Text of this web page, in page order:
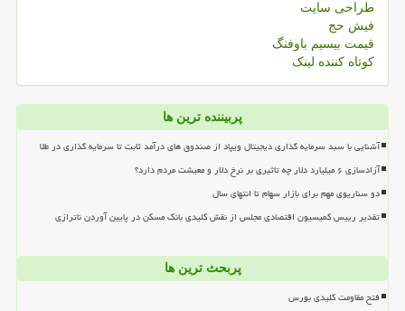
طراحی سایت
فیش حج
قیمت بیسیم باوفنگ
کوتاه کننده لینک
پربیننده ترین ها
آشنایی با سبد سرمایه گذاری دیجیتال ویپاد از صندوق های درآمد ثابت تا سرمایه گذاری در طلا
آزادسازی ۶ میلیارد دلار چه تاثیری بر نرخ دلار و معیشت مردم دارد؟
دو سناریوی مهم برای بازار سهام تا انتهای سال
تقدیر رییس کمیسیون اقتصادی مجلس از نقش کلیدی بانک مسکن در پایین آوردن ناترازی
پربحث ترین ها
فتح مقاومت کلیدی بورس